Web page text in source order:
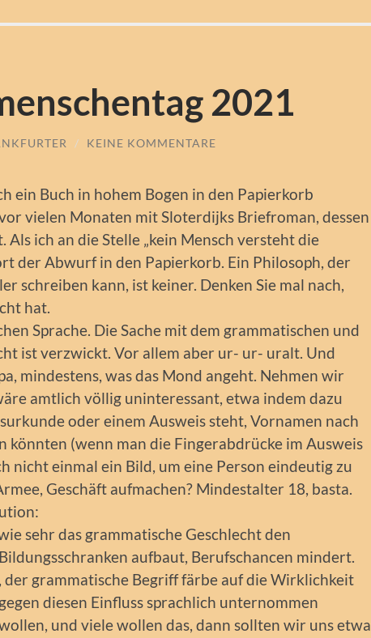
2021
/ KEINE KOMMENTARE
ein Buch in hohem Bogen in den Papierkorb
vielen Monaten mit Sloterdijks Briefroman, dessen
ich an die Stelle „kein Mensch versteht die
der Abwurf in den Papierkorb. Ein Philosoph, der
schreiben kann, ist keiner. Denken Sie mal nach,
hat.
Sprache. Die Sache mit dem grammatischen und
ist verzwickt. Vor allem aber ur- ur- uralt. Und
mindestens, was das Mond angeht. Nehmen wir
amtlich völlig uninteressant, etwa indem dazu
oder einem Ausweis steht, Vornamen nach
könnten (wenn man die Fingerabdrücke im Ausweis
nicht einmal ein Bild, um eine Person eindeutig zu
Geschäft aufmachen? Mindestalter 18, basta.
sehr das grammatische Geschlecht den
aufbaut, Berufschancen mindert.
der grammatische Begriff färbe auf die Wirklichkeit
diesen Einfluss sprachlich unternommen
und viele wollen das, dann sollten wir uns etwa